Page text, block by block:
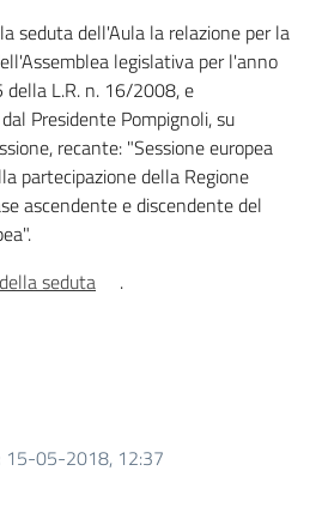
seduta dell'Aula la relazione per la
legislativa per l'anno
L.R. n. 16/2008, e
Presidente Pompignoli, su
recante: "Sessione europea
partecipazione della Regione
ascendente e discendente del
seduta
.
15-05-2018, 12:37